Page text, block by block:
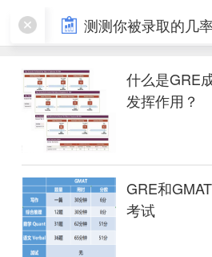
考试攻略
什么是GRE
发挥作用？
GRE和
考试
测测你被录取的几